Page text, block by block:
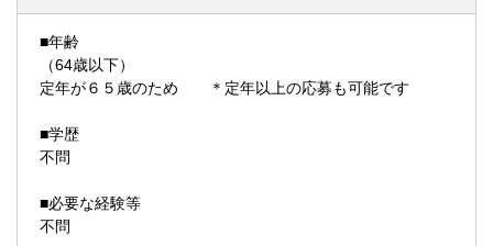
■年齢
（64歳以下）
定年が６５歳のため ＊定年以上の応募も可能です
■学歴
不問
■必要な経験等
不問